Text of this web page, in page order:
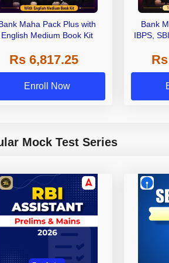
Maha Pack Plus with
English Medium Book Kit
Rs 6,817.25
Enroll Now
Bank
IBPS,
Other
Mock Test Series